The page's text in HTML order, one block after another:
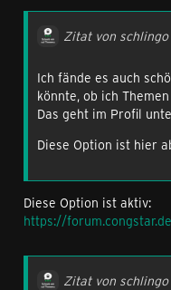
Zitat von schlingo
Ich fände es auch
könnte, ob ich
Das geht im Profil
Diese Option ist hier
Diese Option ist aktiv:
https://
Zitat von schlingo